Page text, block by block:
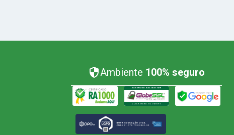
Ambiente 100% seguro